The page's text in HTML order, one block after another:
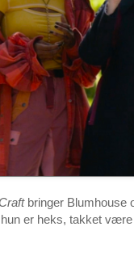
bringer Blumhouse
er heks, takket